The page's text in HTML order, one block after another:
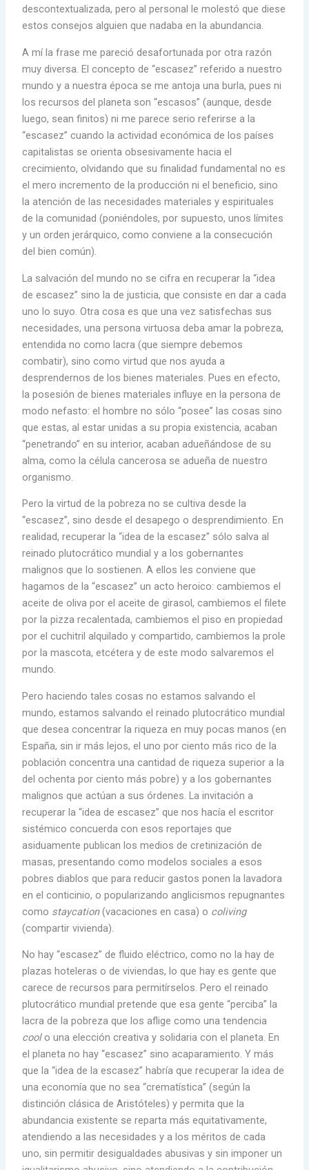
descontextualizada, pero al personal le molestó que diese
estos consejos alguien que nadaba en la abundancia.
A mí la frase me pareció desafortunada por otra razón
muy diversa. El concepto de “escasez” referido a nuestro
mundo y a nuestra época se me antoja una burla, pues ni
los recursos del planeta son “escasos” (aunque, desde
luego, sean finitos) ni me parece serio referirse a la
“escasez” cuando la actividad económica de los países
capitalistas se orienta obsesivamente hacia el
crecimiento, olvidando que su finalidad fundamental no es
el mero incremento de la producción ni el beneficio, sino
la atención de las necesidades materiales y espirituales
de la comunidad (poniéndoles, por supuesto, unos límites
y un orden jerárquico, como conviene a la consecución
del bien común).
La salvación del mundo no se cifra en recuperar la “idea
de escasez” sino la de justicia, que consiste en dar a cada
uno lo suyo. Otra cosa es que una vez satisfechas sus
necesidades, una persona virtuosa deba amar la pobreza,
entendida no como lacra (que siempre debemos
combatir), sino como virtud que nos ayuda a
desprendernos de los bienes materiales. Pues en efecto,
la posesión de bienes materiales influye en la persona de
modo nefasto: el hombre no sólo “posee” las cosas sino
que estas, al estar unidas a su propia existencia, acaban
“penetrando” en su interior, acaban adueñándose de su
alma, como la célula cancerosa se adueña de nuestro
organismo.
Pero la virtud de la pobreza no se cultiva desde la
“escasez”, sino desde el desapego o desprendimiento. En
realidad, recuperar la “idea de la escasez” sólo salva al
reinado plutocrático mundial y a los gobernantes
malignos que lo sostienen. A ellos les conviene que
hagamos de la “escasez” un acto heroico: cambiemos el
aceite de oliva por el aceite de girasol, cambiemos el filete
por la pizza recalentada, cambiemos el piso en propiedad
por el cuchitril alquilado y compartido, cambiemos la prole
por la mascota, etcétera y de este modo salvaremos el
mundo.
Pero haciendo tales cosas no estamos salvando el
mundo, estamos salvando el reinado plutocrático mundial
que desea concentrar la riqueza en muy pocas manos (en
España, sin ir más lejos, el uno por ciento más rico de la
población concentra una cantidad de riqueza superior a la
del ochenta por ciento más pobre) y a los gobernantes
malignos que actúan a sus órdenes. La invitación a
recuperar la “idea de escasez” que nos hacía el escritor
sistémico concuerda con esos reportajes que
asiduamente publican los medios de cretinización de
masas, presentando como modelos sociales a esos
pobres diablos que para reducir gastos ponen la lavadora
en el conticinio, o popularizando anglicismos repugnantes
como staycation(vacaciones en casa) o coliving
(compartir vivienda).
No hay “escasez” de fluido eléctrico, como no la hay de
plazas hoteleras o de viviendas, lo que hay es gente que
carece de recursos para permitírselos. Pero el reinado
plutocrático mundial pretende que esa gente “perciba” la
lacra de la pobreza que los aflige como una tendencia
cool o una elección creativa y solidaria con el planeta. En
el planeta no hay “escasez” sino acaparamiento. Y más
que la “idea de la escasez” habría que recuperar la idea de
una economía que no sea “crematística” (según la
distinción clásica de Aristóteles) y permita que la
abundancia existente se reparta más equitativamente,
atendiendo a las necesidades y a los méritos de cada
uno, sin permitir desigualdades abusivas y sin imponer un